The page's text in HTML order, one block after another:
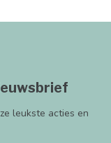
leukste acties en